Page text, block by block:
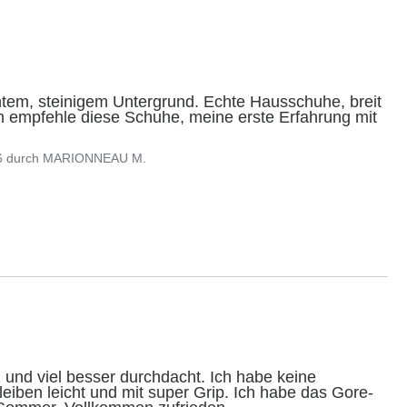
steinigem Untergrund. Echte Hausschuhe, breit
diese Schuhe, meine erste Erfahrung mit
durch MARIONNEAU M.
viel besser durchdacht. Ich habe keine
leicht und mit super Grip. Ich habe das Gore-